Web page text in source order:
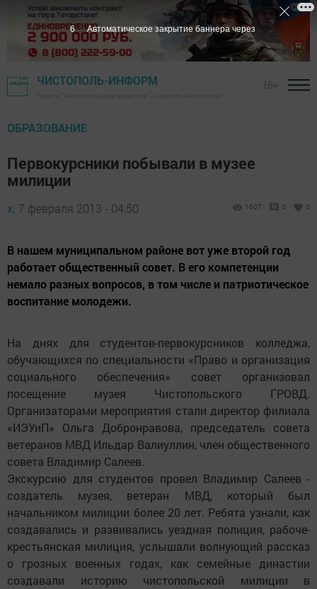
ЧИСТОПОЛЬ-ИНФОРМ
ОБРАЗОВАНИЕ
Первокурсники побывали в музее
милиции
х, 7 февраля 2013 - 04:50 1607 0 0
В нашем муниципальном районе вот уже второй год
работает общественный совет. В его компетенции
немало разных вопросов, в том числе и патриотическое
воспитание молодежи.
На днях для студентов-первокурсников колледжа,
обучающихся по специальности «Право и организация
социального обеспечения» совет организовал
посещение музея Чистопольского ГРОВД.
Организаторами мероприятия стали директор филиала
«ИЭУиП» Ольга Добронравова, председатель совета
ветеранов МВД Ильдар Валиуллин, член общественного
совета Владимир Салеев.
Экскурсию для студентов провел Владимир Салеев -
создатель музея, ветеран МВД, который был
начальником милиции более 20 лет. Ребята узнали, как
создавались и развивались уездная полиция, рабоче-
крестьянская милиция, услышали волнующий рассказ
о грозных военных годах, как семейные династии
создавали историю чистопольской милиции в
5 Автоматическое закрытие баннера через